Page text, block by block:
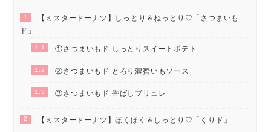
1
【ミスタードーナツ】しっとり＆ねっとり♡「さつまいも
ド」
1.1 ①さつまいもド しっとりスイートポテト
1.2 ②さつまいもド とろり濃蜜いもソース
1.3 ③さつまいもド 香ばしブリュレ
2 【ミスタードーナツ】ほくほく＆しっとり♡「くりド」